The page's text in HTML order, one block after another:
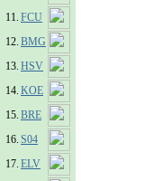
11. FCU
12. BMG
13. HSV
14. KOE
15. BRE
16. S04
17. ELV